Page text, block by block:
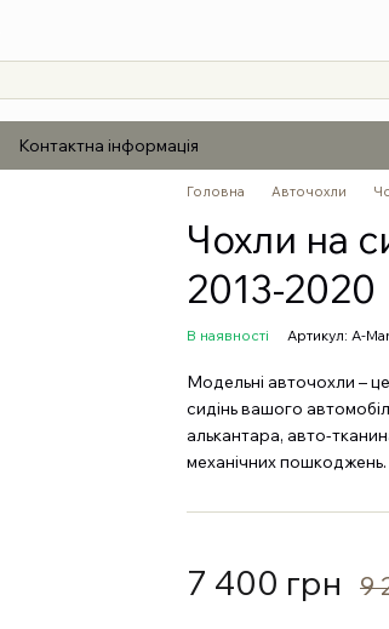
Контактна інформація
Головна Авточохли
Чохли на
2013-2020
В наявності Артикул: A-
Модельні авточохли –
сидінь вашого
алькантара, авто-
механічних пошкоджень.
7 400 грн 9